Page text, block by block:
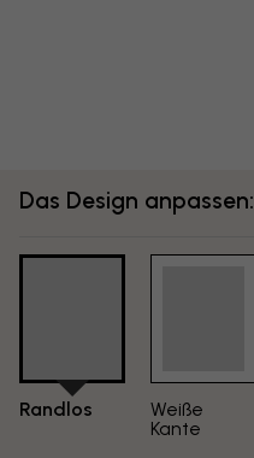
Das Design anpassen:
Randlos
Weiße
Kante